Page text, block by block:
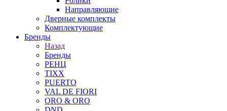
Направляющие
Дверные комплекты
Комплектующие
Бренды
Назад
Бренды
РЕНЦ
TIXX
PUERTO
VAL DE FIORI
ORO & ORO